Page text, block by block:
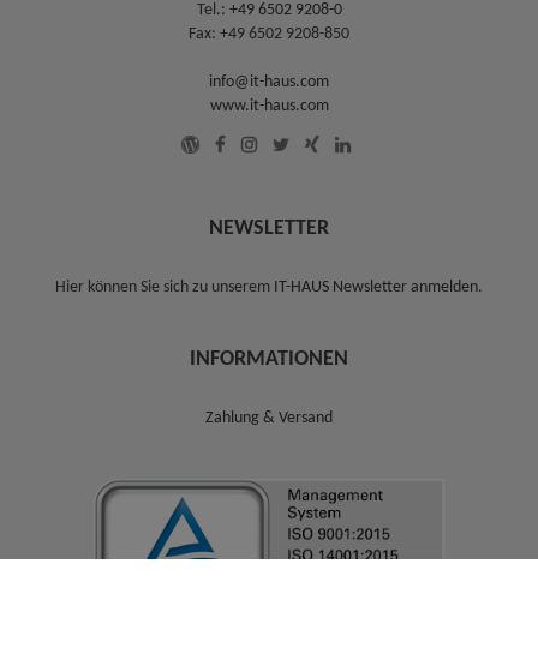
Tel.: +49 6502 9208-0
Fax: +49 6502 9208-850
info@it-haus.com
www.it-haus.com
NEWSLETTER
Hier können Sie sich zu unserem IT-HAUS Newsletter anmelden.
INFORMATIONEN
Zahlung & Versand